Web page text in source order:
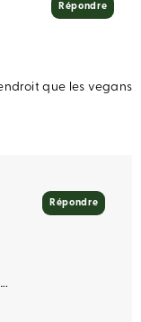
que les vegans
Répondre
Répondre